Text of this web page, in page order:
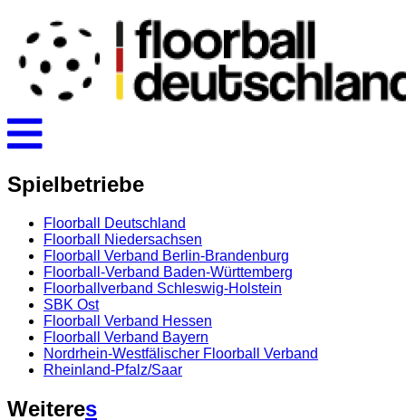
Spielbetriebe
Floorball Deutschland
Floorball Niedersachsen
Floorball Verband Berlin-Brandenburg
Floorball-Verband Baden-Württemberg
Floorballverband Schleswig-Holstein
SBK Ost
Floorball Verband Hessen
Floorball Verband Bayern
Nordrhein-Westfälischer Floorball Verband
Rheinland-Pfalz/Saar
Weiteres